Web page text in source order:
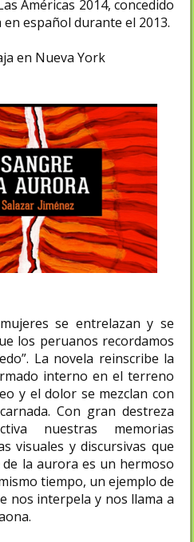
Américas 2014, concedido
español durante el 2013.
en Nueva York
se entrelazan y se
los peruanos recordamos
La novela reinscribe la
interno en el terreno
y el dolor se mezclan con
Con gran destreza
nuestras memorias
visuales y discursivas que
la aurora es un hermoso
tiempo, un ejemplo de
nos interpela y nos llama a